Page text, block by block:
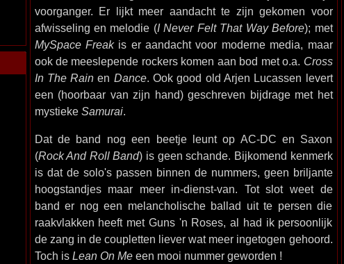
voorganger. Er lijkt meer aandacht te zijn gekomen voor
afwisseling en melodie (I Never Felt That Way Before); met
MySpace Freakis er aandacht voor moderne media, maar
ook de meeslepende rockers komen aan bod met o.a. Cross
In The Rain en Dance. Ook good old Arjen Lucassen levert
een (hoorbaar van zijn hand) geschreven bijdrage met het
mystieke Samurai.
Dat de band nog een beetje leunt op AC-DC en Saxon
(Rock And Roll Band) is geen schande. Bijkomend kenmerk
is dat de solo's passen binnen de nummers, geen briljante
hoogstandjes maar meer in-dienst-van. Tot slot weet de
band er nog een melancholische ballad uit te persen die
raakvlakken heeft met Guns 'n Roses, al had ik persoonlijk
de zang in de coupletten liever wat meer ingetogen gehoord.
Toch is Lean On Meeen mooi nummer geworden !